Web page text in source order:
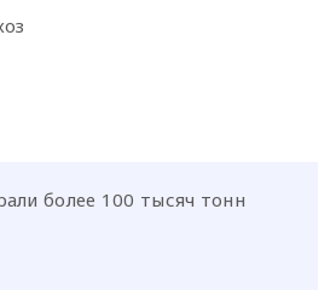
более 100 тысяч тонн